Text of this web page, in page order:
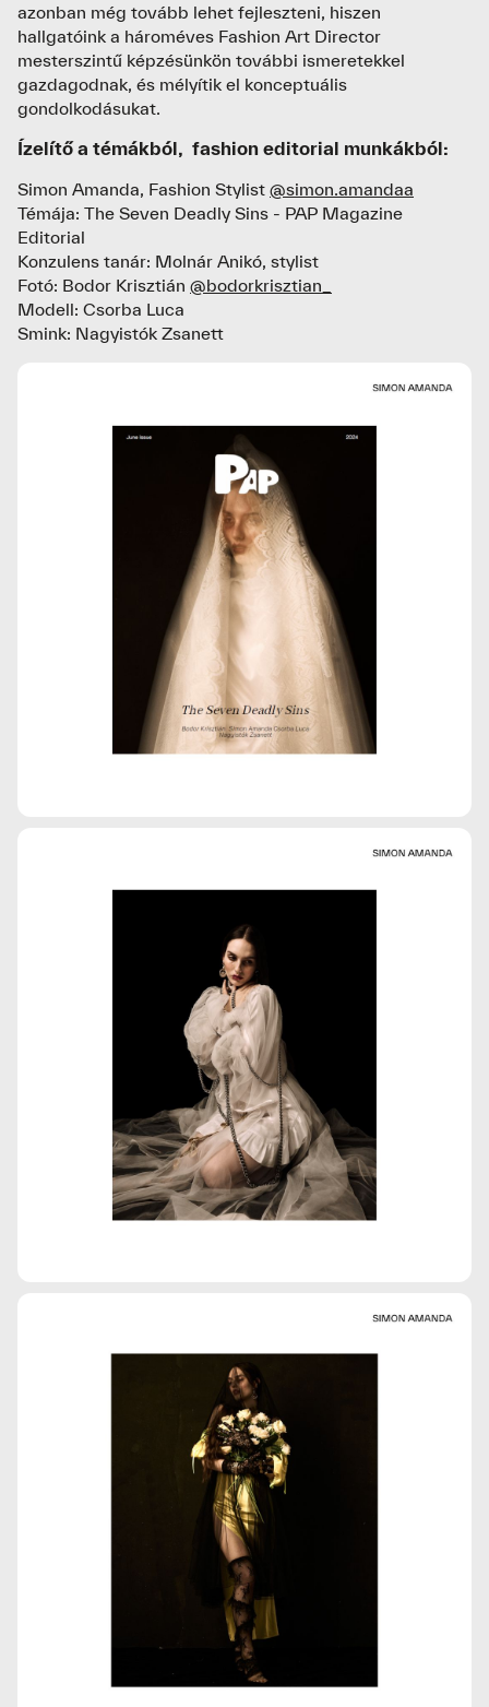
azonban még tovább lehet fejleszteni, hiszen
hallgatóink a hároméves Fashion Art Director
mesterszintű képzésünkön további ismeretekkel
gazdagodnak, és mélyítik el konceptuális
gondolkodásukat.
Ízelítő a témákból, fashion editorial munkákból:
Simon Amanda, Fashion Stylist @simon.amandaa
Témája: The Seven Deadly Sins - PAP Magazine
Editorial
Konzulens tanár: Molnár Anikó, stylist
Fotó: Bodor Krisztián @bodorkrisztian_
Modell: Csorba Luca
Smink: Nagyistók Zsanett